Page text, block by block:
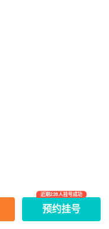
版权所有
预约挂号
近期228人挂号成功